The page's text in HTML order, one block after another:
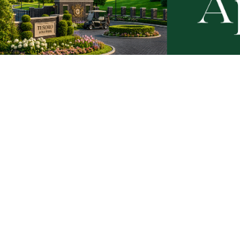
14
Nietrzeźwy opiekun jechał rowerem
z dzieckiem. Dziewczynka nie miała